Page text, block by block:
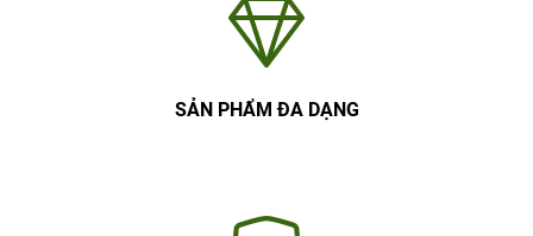
SẢN PHẨM ĐA DẠNG